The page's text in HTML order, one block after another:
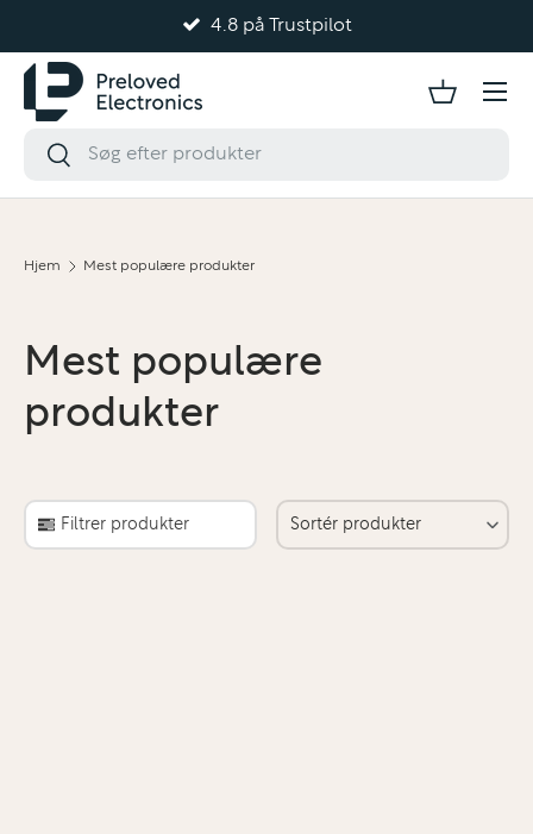
4.8 på Trustpilot
Hjem Mest populære produkter
Mest populære
produkter
Filtrer produkter Sortér produkter